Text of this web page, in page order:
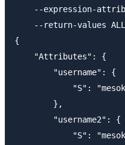
--expression-
--return-values
{
    "Attributes": {
        "username": {
"S":
        },
        "username2": {
"S":